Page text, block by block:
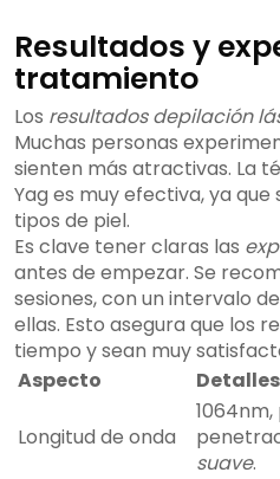
Resultados y
tratamiento
Los resultados depilación
Muchas personas
sienten más atractivas. La
Yag es muy efectiva, ya
tipos de piel.
Es clave tener claras las
antes de empezar. Se
sesiones, con un intervalo
ellas. Esto asegura que los
tiempo y sean muy
Aspecto
Detalles
Longitud de onda
suave.